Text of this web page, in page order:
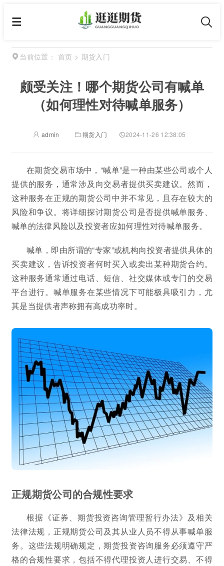
当前位置： 首页 > 期货入门
颇受关注！哪个期货公司有喊单
（如何理性对待喊单服务）
admin 期货入门 2024-11-26 12:38:05
在期货交易市场中，“喊单”是一种由某些公司或个人
提供的服务，通常涉及向交易者提供买卖建议。然而，
这种服务在正规的期货公司中并不常见，且存在较大的
风险和争议。将详细探讨期货公司是否提供喊单服务、
喊单的法律风险以及投资者应如何理性对待喊单服务。
喊单，即由所谓的“专家”或机构向投资者提供具体的
买卖建议，告诉投资者何时买入或卖出某种期货合约。
这种服务通常通过电话、短信、社交媒体或专门的交易
平台进行。喊单服务在某些情况下可能极具吸引力，尤
其是当提供者声称拥有高成功率时。
正规期货公司的合规性要求
根据《证券、期货投资咨询管理暂行办法》及相关
法律法规，正规期货公司及其从业人员不得从事喊单服
务。这些法规明确规定，期货投资咨询服务必须遵守严
格的合规性要求，包括不得代理投资人进行交易、不得